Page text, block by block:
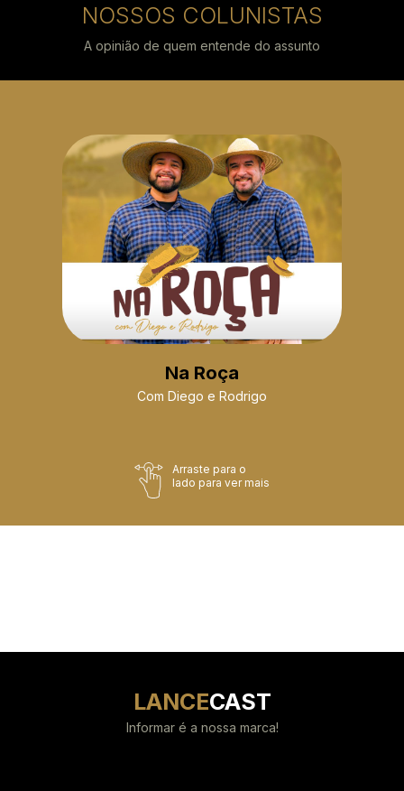
NOSSOS COLUNISTAS
A opinião de quem entende do assunto
Na Roça
Com Diego e Rodrigo
Arraste para o
lado para ver mais
LANCECAST
Informar é a nossa marca!